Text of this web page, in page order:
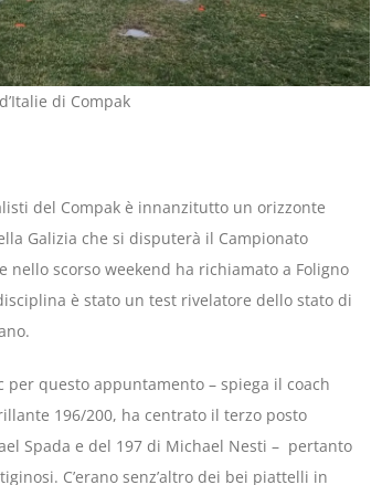
di Compak
del Compak è innanzitutto un orizzonte
Galizia che si disputerà il Campionato
scorso weekend ha richiamato a Foligno
è stato un test rivelatore dello stato di
per questo appuntamento – spiega il coach
196/200, ha centrato il terzo posto
Spada e del 197 di Michael Nesti – pertanto
C’erano senz’altro dei bei piattelli in